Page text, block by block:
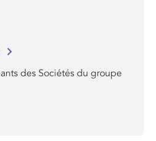
des Sociétés du groupe